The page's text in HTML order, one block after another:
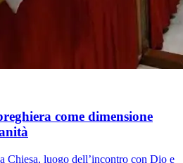
come dimensione
Chiesa, luogo dell’incontro con Dio e